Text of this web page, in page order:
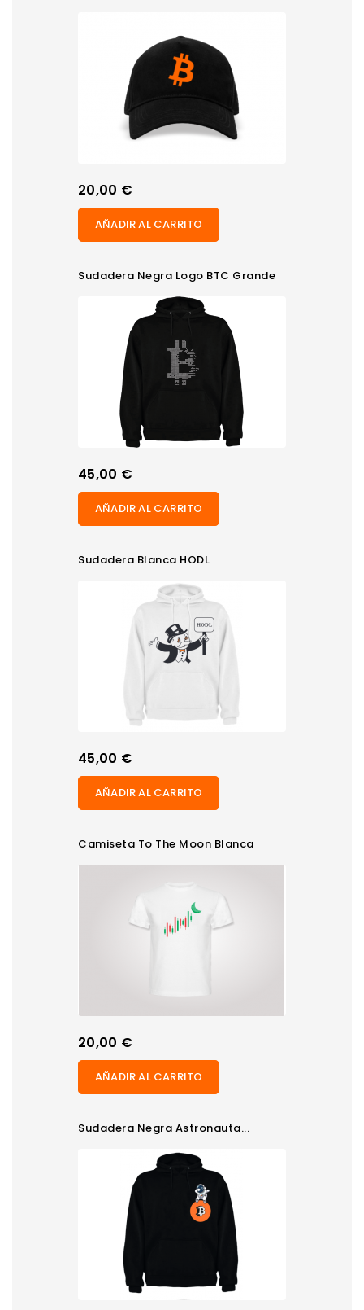
Precio
20,00 €
AÑADIR AL CARRITO
Sudadera Negra Logo BTC Grande
Precio
45,00 €
AÑADIR AL CARRITO
Sudadera Blanca HODL
Precio
45,00 €
AÑADIR AL CARRITO
Camiseta To The Moon Blanca
Precio
20,00 €
AÑADIR AL CARRITO
Sudadera Negra Astronauta...